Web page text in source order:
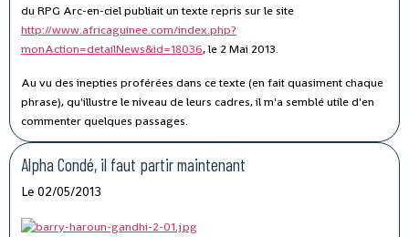
du RPG Arc-en-ciel publiait un texte repris sur le site
http://www.africaguinee.com/index.php?
monAction=detailNews&id=18036, le 2 Mai 2013.
Au vu des inepties proférées dans ce texte (en fait quasiment chaque
phrase), qu'illustre le niveau de leurs cadres, il m'a semblé utile d'en
commenter quelques passages.
Alpha Condé, il faut partir maintenant
Le 02/05/2013